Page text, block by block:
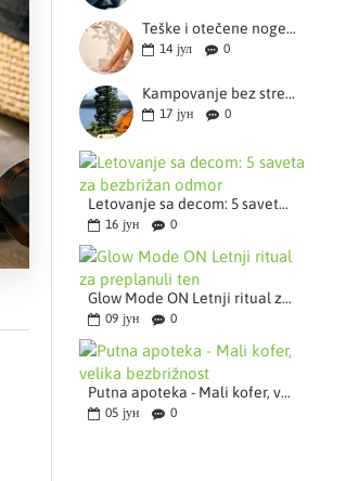
Teške i otečene noge leti? Sve o problemima sa venama, cirkulacijom i kompresivnim čarapama
14 јул 0
Kampovanje bez stresa: šta spakovati u mini apotekarsku torbu za avanture u prirodi?
17 јун 0
Letovanje sa decom: 5 saveta za bezbrižan odmor
16 јун 0
Glow Mode ON Letnji ritual za preplanuli ten
09 јун 0
Putna apoteka - Mali kofer, velika bezbrižnost
05 јун 0